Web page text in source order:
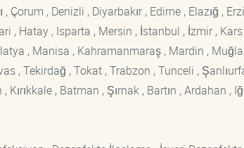
Çorum , Denizli , Diyarbakır , Edirne , Elazığ ,
, Hatay , Isparta , Mersin , İstanbul , İzmir ,
, Manisa , Kahramanmaraş , Mardin ,
, Tekirdağ , Tokat , Trabzon , Tunceli ,
, Batman , Şırnak , Bartın , Ardahan ,